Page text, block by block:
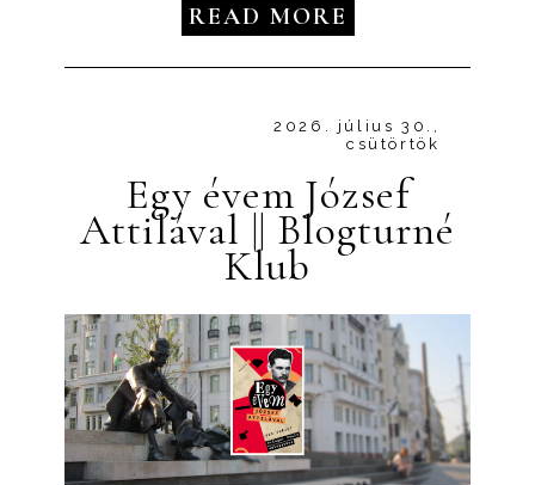
READ MORE
2026. július 30.,
csütörtök
Egy évem József
Attilával || Blogturné
Klub